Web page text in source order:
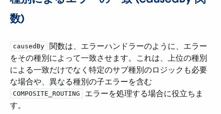
数)
causedBy
​ 関数は、エラーハンドラーのように、エラー
をその種別によって一致させます。これは、上位の種別
による一致だけでなく特定のサブ種別のロジックも必要
な場合や、異なる種別の子エラーを含む ​
COMPOSITE_ROUTING
​ エラーを処理する場合に役立ちま
す。